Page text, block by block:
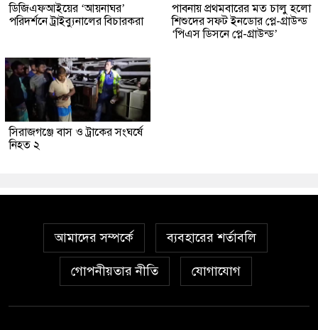
ডিজিএফআইয়ের ‘আয়নাঘর’
পরিদর্শনে ট্রাইব্যুনালের বিচারকরা
পাবনায় প্রথমবারের মত চালু হলো
শিশুদের সফট ইনডোর প্লে-গ্রাউন্ড
‘পিএস ডিসনে প্লে-গ্রাউন্ড’
সিরাজগঞ্জে বাস ও ট্রাকের সংঘর্ষে
নিহত ২
আমাদের সম্পর্কে ব্যবহারের শর্তাবলি
গোপনীয়তার নীতি যোগাযোগ